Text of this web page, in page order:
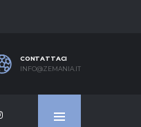
CONTATTACI
INFO@ZEMANIA.IT